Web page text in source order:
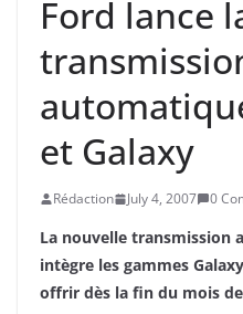
Ford lance
et Galaxy
Rédaction July 4, 2007 0
La nouvelle transmission
intègre les gammes
offrir dès la fin du mois